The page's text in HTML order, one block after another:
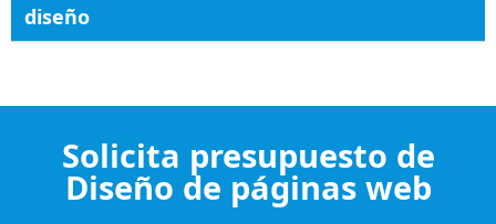
diseño
Solicita presupuesto de
Diseño de páginas web